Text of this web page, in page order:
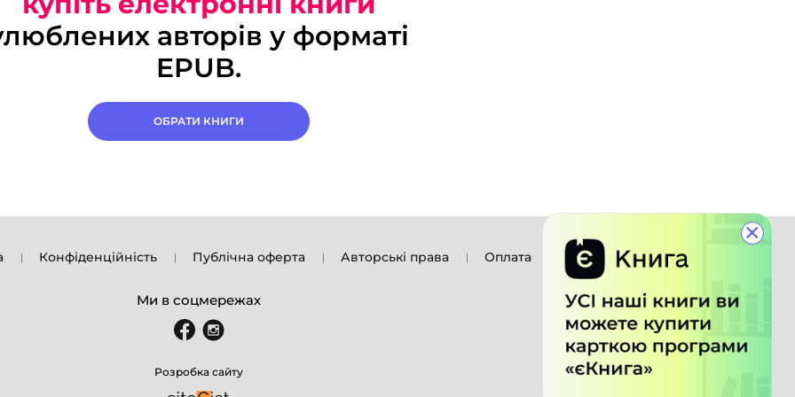
×
авторів у форматі
EPUB.
ОБРАТИ КНИГИ
Конфіденційність Публічна оферта Авторські права Оплата
Ми в соцмережах
Розробка сайту